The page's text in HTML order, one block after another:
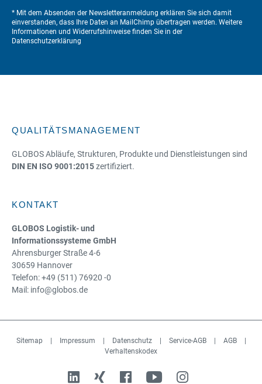
* Mit dem Absenden der Newsletteranmeldung erklären Sie sich damit
einverstanden, dass Ihre Daten an MailChimp übertragen werden. Weitere
Informationen und Widerrufshinweise finden Sie in der
Datenschutzerklärung
QUALITÄTSMANAGEMENT
GLOBOS Abläufe, Strukturen, Produkte und Dienstleistungen sind
DIN EN ISO 9001:2015zertifiziert.
KONTAKT
GLOBOS Logistik- und
Informationssysteme GmbH
Ahrensburger Straße 4-6
30659 Hannover
Telefon: +49 (511) 76920 -0
Mail: info@globos.de
Sitemap Impressum Datenschutz Service-AGB AGB
Verhaltenskodex